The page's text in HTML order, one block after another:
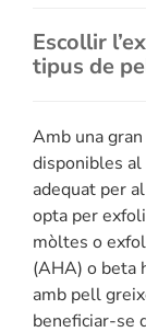
Escollir
tipus de
Amb una
disponibles al
adequat per
opta per
mòltes o
(AHA) o beta
amb pell
beneficiar-se